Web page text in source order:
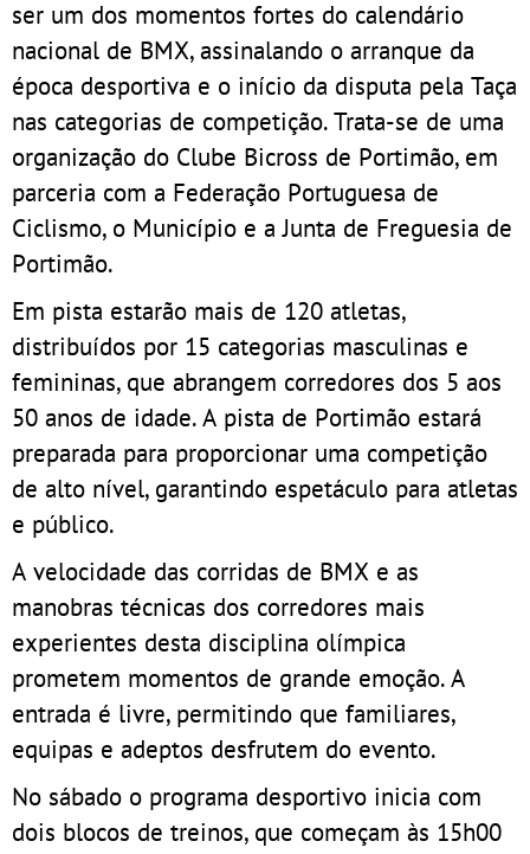
ser um dos momentos fortes do calendário
nacional de BMX, assinalando o arranque da
época desportiva e o início da disputa pela Taça
nas categorias de competição. Trata-se de uma
organização do Clube Bicross de Portimão, em
parceria com a Federação Portuguesa de
Ciclismo, o Município e a Junta de Freguesia de
Portimão.
Em pista estarão mais de 120 atletas,
distribuídos por 15 categorias masculinas e
femininas, que abrangem corredores dos 5 aos
50 anos de idade. A pista de Portimão estará
preparada para proporcionar uma competição
de alto nível, garantindo espetáculo para atletas
e público.
A velocidade das corridas de BMX e as
manobras técnicas dos corredores mais
experientes desta disciplina olímpica
prometem momentos de grande emoção. A
entrada é livre, permitindo que familiares,
equipas e adeptos desfrutem do evento.
No sábado o programa desportivo inicia com
dois blocos de treinos, que começam às 15h00